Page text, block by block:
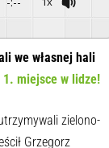
we własnej hali
1. miejsce w lidze!
zielono-
Grzegorz